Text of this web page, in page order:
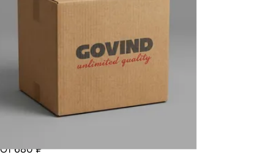
От 680 ₽